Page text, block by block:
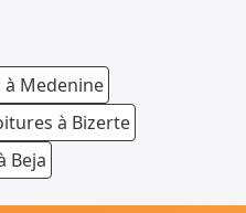
Medenine
à Bizerte
Beja